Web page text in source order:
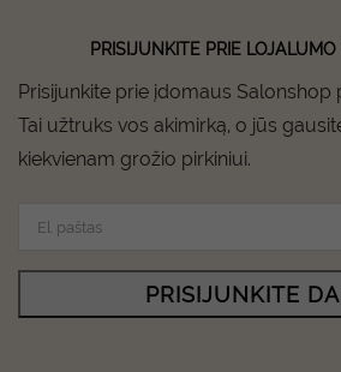
PRISIJUNKITE PRIE
Prisijunkite prie įdomaus Salonshop
Tai užtruks vos akimirką, o jūs
kiekvienam grožio pirkiniui.
PRISIJUNKITE